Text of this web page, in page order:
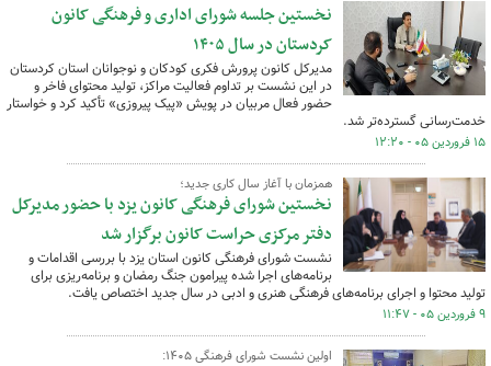
‌نخستین جلسه شورای اداری و فرهنگی کانون
کردستان در سال ۱۴۰۵
مدیرکل کانون پرورش فکری کودکان و نوجوانان استان کردستان
در این نشست بر تداوم فعالیت مراکز، تولید محتوای فاخر و
حضور فعال مربیان در پویش «پیک پیروزی» تأکید کرد و خواستار
خدمت‌رسانی گسترده‌تر شد.
۱۵ فروردین ۰۵ - ۱۲:۲۰
همزمان با آغاز سال کاری جدید؛
نخستین شورای فرهنگی کانون یزد با حضور مدیرکل
دفتر مرکزی حراست کانون برگزار شد
نشست شورای فرهنگی کانون استان یزد با بررسی اقدامات و
برنامه‌های اجرا شده پیرامون جنگ رمضان و برنامه‌ریزی برای
تولید محتوا و اجرای برنامه‌های فرهنگی هنری و ادبی در سال جدید اختصاص یافت.
۹ فروردین ۰۵ - ۱۱:۴۷
اولین نشست شورای فرهنگی ۱۴۰۵: